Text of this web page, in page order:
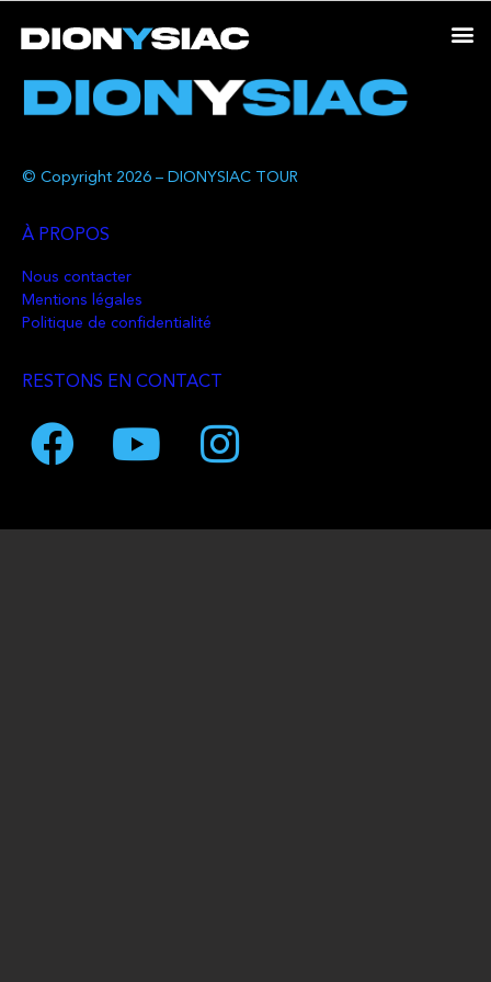
© Copyright 2026 – DIONYSIAC TOUR
À PROPOS
Nous contacter
Mentions légales
Politique de confidentialité
RESTONS EN CONTACT